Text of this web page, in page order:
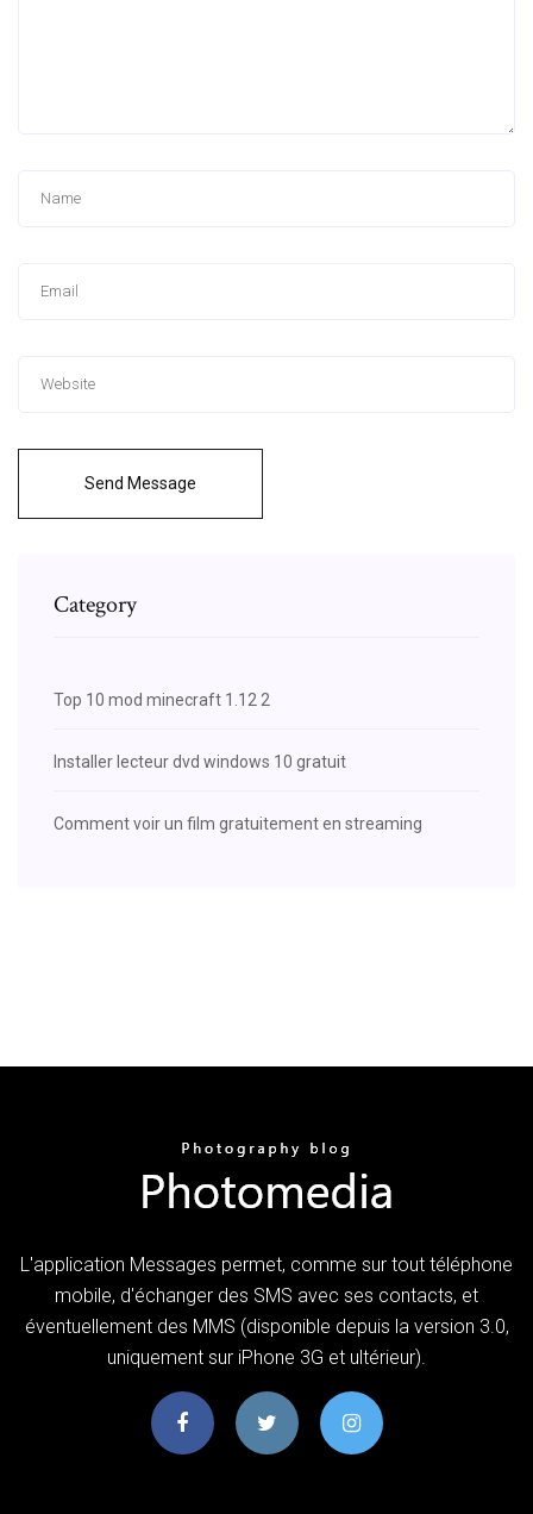
Send Message
Category
Top 10 mod minecraft 1.12 2
Installer lecteur dvd windows 10 gratuit
Comment voir un film gratuitement en streaming
L'application Messages permet, comme sur tout téléphone
mobile, d'échanger des SMS avec ses contacts, et
éventuellement des MMS (disponible depuis la version 3.0,
uniquement sur iPhone 3G et ultérieur).